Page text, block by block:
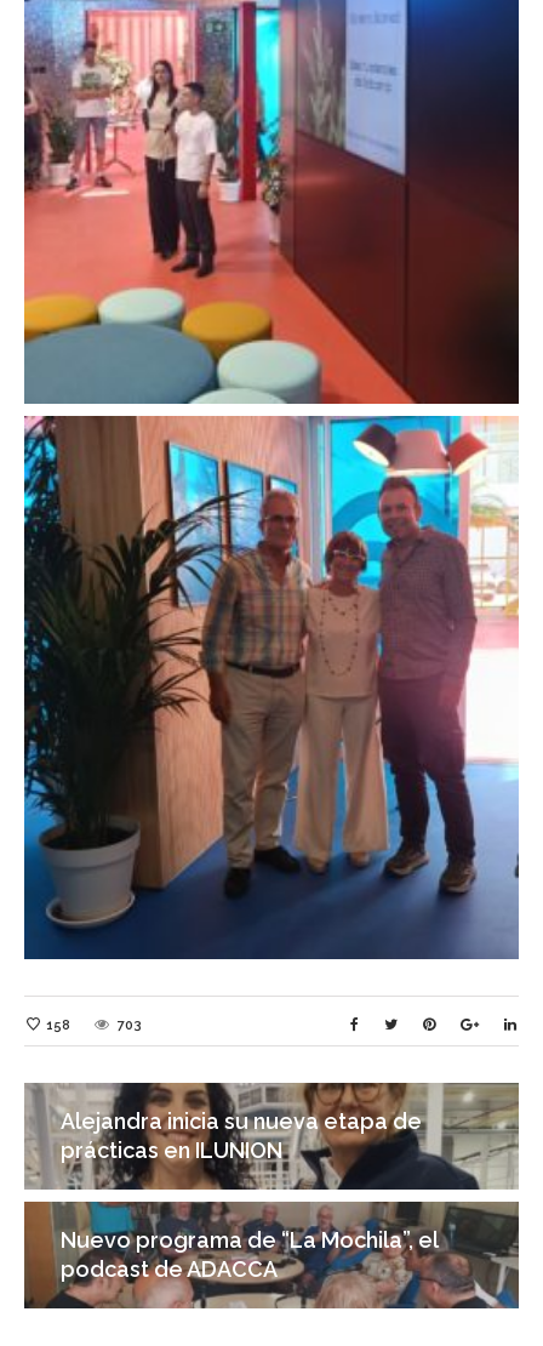
158 703
Alejandra inicia su nueva etapa de
prácticas en ILUNION
Nuevo programa de “La Mochila”, el
podcast de ADACCA